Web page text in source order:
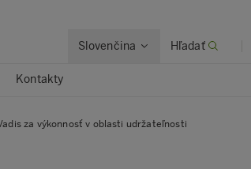
Slovenčina Hľadať
Kontakty
za výkonnosť v oblasti udržateľnosti